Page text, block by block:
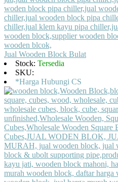
Jual Wooden Block Bulat
Stock: Tersedia
SKU:
*Harga Hubungi CS